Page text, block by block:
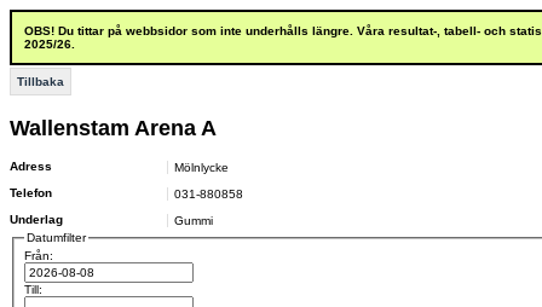
OBS! Du tittar på webbsidor som inte underhålls längre. Våra resultat-, tabell- och
2025/26.
Tillbaka
Wallenstam Arena A
Adress
Mölnlycke
Telefon
031-880858
Underlag
Gummi
Datumfilter
Från:
Till: